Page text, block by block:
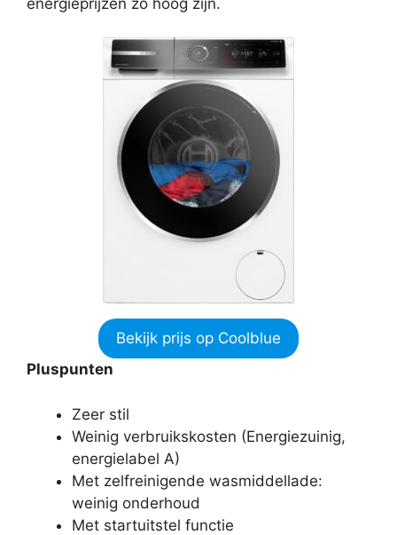
Bekijk prijs op Coolblue
Pluspunten
Zeer stil
Weinig verbruikskosten (Energiezuinig,
energielabel A)
Met zelfreinigende wasmiddellade:
weinig onderhoud
Met startuitstel functie